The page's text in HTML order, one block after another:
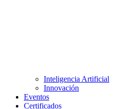
Inteligencia Artificial
Innovación
Eventos
Certificados